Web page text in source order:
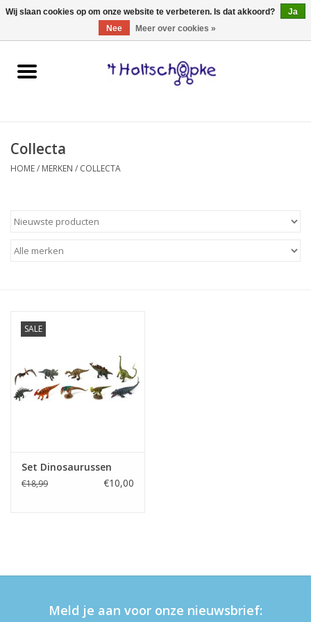
0 Artikelen - €0,00
Home
spellen
schmink & make-up
eten & drinken
knuffels
Collecta
HOME/ MERKEN / COLLECTA
SALE
Set Dinosaurussen
€18,99 €10,00
Meld je aan voor onze nieuwsbrief:
Wij slaan cookies op om onze website te verbeteren. Is dat akkoord?
Ja
Nee
Meer over cookies »